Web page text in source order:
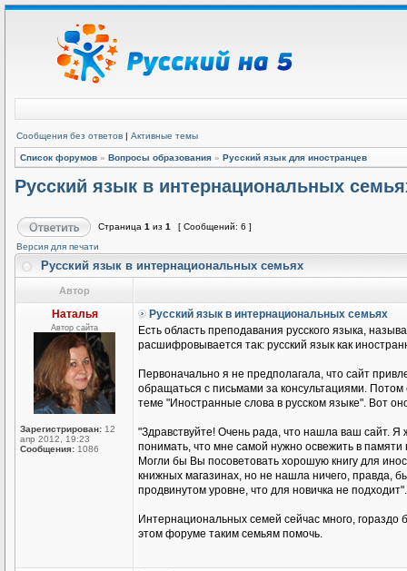
Сообщения без ответов | Активные темы
Список форумов » Вопросы образования » Русский язык для иностранцев
Русский язык в интернациональных
Страница 1 из 1
[ Сообщений: 6 ]
Версия для печати
Русский язык в интернациональных семьях
Автор
Наталья
Автор сайта
Зарегистрирован: 12
апр 2012, 19:23
Сообщения: 1086
Русский язык в интернациональных семьях
Есть область преподавания русского языка,
расшифровывается так: русский язык как
Первоначально я не предполагала, что сайт
обращаться с письмами за консультациями.
теме "Иностранные слова в русском языке". Вот
"Здравствуйте! Очень рада, что нашла ваш сайт. Я
понимать, что мне самой нужно освежить в памяти
Могли бы Вы посоветовать хорошую книгу для
книжных магазинах, но не нашла ничего, правда,
продвинутом уровне, что для новичка не подходит".
Интернациональных семей сейчас много,
этом форуме таким семьям помочь.